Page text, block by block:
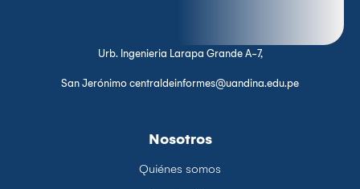
Urb. Ingenieria Larapa Grande A-7,
San Jerónimo centraldeinformes@uandina.edu.pe
Nosotros
Quiénes somos